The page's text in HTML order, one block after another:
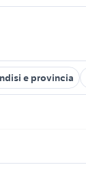
e provincia